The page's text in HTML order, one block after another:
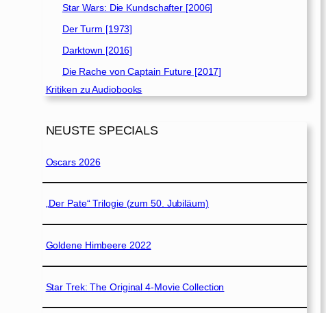
Star Wars: Die Kundschafter [2006]
Der Turm [1973]
Darktown [2016]
Die Rache von Captain Future [2017]
Kritiken zu Audiobooks
NEUSTE SPECIALS
Oscars 2026
„Der Pate“ Trilogie (zum 50. Jubiläum)
Goldene Himbeere 2022
Star Trek: The Original 4-Movie Collection